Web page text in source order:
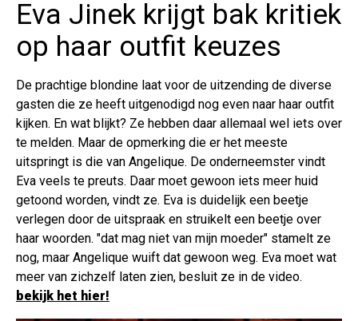
Eva Jinek krijgt bak kritiek
op haar outfit keuzes
De prachtige blondine laat voor de uitzending de diverse
gasten die ze heeft uitgenodigd nog even naar haar outfit
kijken. En wat blijkt? Ze hebben daar allemaal wel iets over
te melden. Maar de opmerking die er het meeste
uitspringt is die van Angelique. De onderneemster vindt
Eva veels te preuts. Daar moet gewoon iets meer huid
getoond worden, vindt ze. Eva is duidelijk een beetje
verlegen door de uitspraak en struikelt een beetje over
haar woorden. "dat mag niet van mijn moeder" stamelt ze
nog, maar Angelique wuift dat gewoon weg. Eva moet wat
meer van zichzelf laten zien, besluit ze in de video.
bekijk het hier!